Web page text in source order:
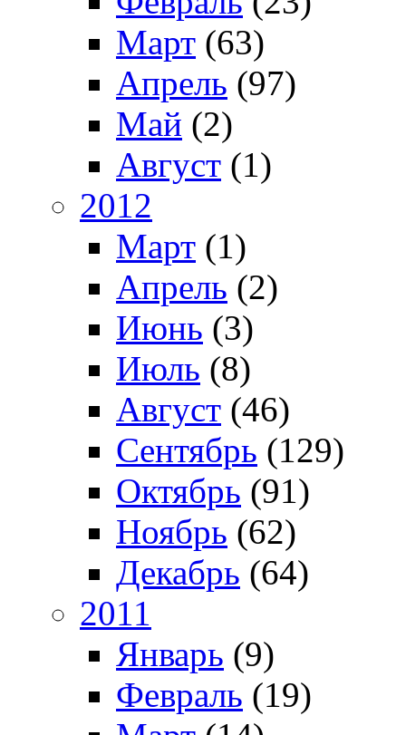
Март (63)
Апрель (97)
Май (2)
Август (1)
2012
Март (1)
Апрель (2)
Июнь (3)
Июль (8)
Август (46)
Сентябрь (129)
Октябрь (91)
Ноябрь (62)
Декабрь (64)
2011
Январь (9)
Февраль (19)